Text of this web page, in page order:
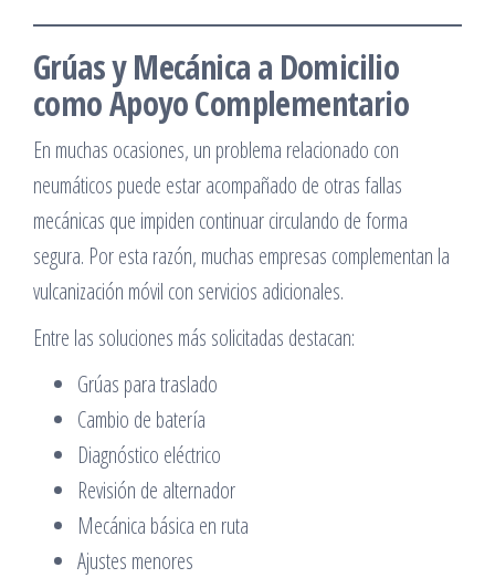
Grúas y Mecánica a Domicilio
como Apoyo Complementario
En muchas ocasiones, un problema relacionado con
neumáticos puede estar acompañado de otras fallas
mecánicas que impiden continuar circulando de forma
segura. Por esta razón, muchas empresas complementan la
vulcanización móvil con servicios adicionales.
Entre las soluciones más solicitadas destacan:
Grúas para traslado
Cambio de batería
Diagnóstico eléctrico
Revisión de alternador
Mecánica básica en ruta
Ajustes menores